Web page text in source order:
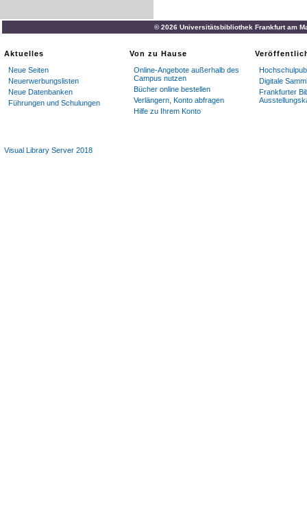
© 2026 Universitätsbibliothek Frankfurt am
Aktuelles
Neue Seiten
Neuerwerbungslisten
Neue Datenbanken
Führungen und Schulungen
Von zu Hause
Online-Angebote außerhalb des
Campus nutzen
Bücher online bestellen
Verlängern, Konto abfragen
Hilfe zu Ihrem Konto
Digitale
Frankfurter
Visual Library Server 2018